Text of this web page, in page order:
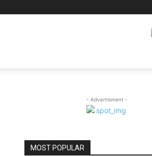
- Advertisment -
MOST POPULAR